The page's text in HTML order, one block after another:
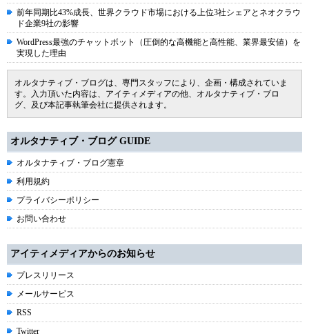
前年同期比43%成長、世界クラウド市場における上位3社シェアとネオクラウ
ド企業9社の影響
WordPress最強のチャットボット（圧倒的な高機能と高性能、業界最安値）を
実現した理由
オルタナティブ・ブログは、専門スタッフにより、企画・構成されていま
す。入力頂いた内容は、アイティメディアの他、オルタナティブ・ブロ
グ、及び本記事執筆会社に提供されます。
オルタナティブ・ブログ GUIDE
オルタナティブ・ブログ憲章
利用規約
プライバシーポリシー
お問い合わせ
アイティメディアからのお知らせ
プレスリリース
メールサービス
RSS
Twitter